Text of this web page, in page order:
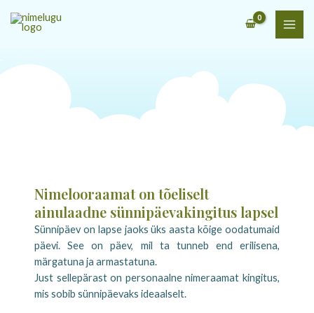
Nimelooraamat on tõeliselt
ainulaadne sünnipäevakingitus lapsel
Sünnipäev on lapse jaoks üks aasta kõige oodatumaid
päevi. See on päev, mil ta tunneb end erilisena,
märgatuna ja armastatuna.
Just sellepärast on personaalne nimeraamat kingitus,
mis sobib sünnipäevaks ideaalselt.